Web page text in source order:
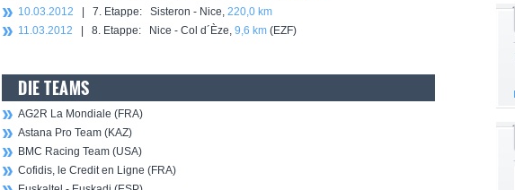
10.03.2012 | 7. Etappe: Sisteron - Nice, 220,0 km
11.03.2012 | 8. Etappe: Nice - Col d´Èze, 9,6 km (EZF)
DIE TEAMS
AG2R La Mondiale (FRA)
Astana Pro Team (KAZ)
BMC Racing Team (USA)
Cofidis, le Credit en Ligne (FRA)
Twitter
Newsletter: